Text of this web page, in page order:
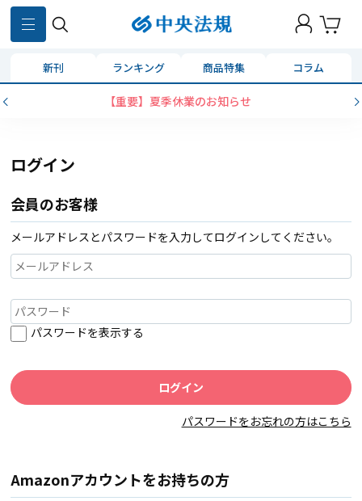
新刊 ランキング 商品特集 コラム
【重要】夏季休業のお知らせ
ログイン
会員のお客様
メールアドレスとパスワードを入力してログインしてください。
パスワードを表示する
パスワードをお忘れの方はこちら
Amazonアカウントをお持ちの方